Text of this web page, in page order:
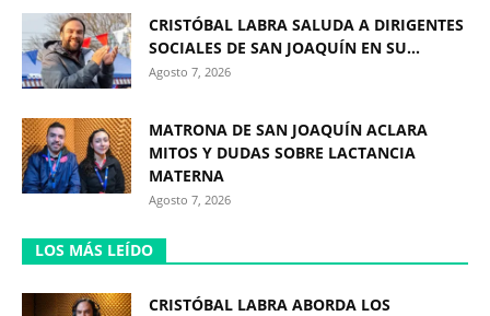
CRISTÓBAL LABRA SALUDA A DIRIGENTES
SOCIALES DE SAN JOAQUÍN EN SU...
Agosto 7, 2026
MATRONA DE SAN JOAQUÍN ACLARA
MITOS Y DUDAS SOBRE LACTANCIA
MATERNA
Agosto 7, 2026
LOS MÁS LEÍDO
CRISTÓBAL LABRA ABORDA LOS